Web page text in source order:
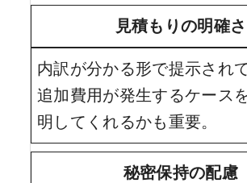
見積もりの明確さ
内訳が分かる形で提示され
追加費用が発生するケース
明してくれるかも重要。
秘密保持の配慮